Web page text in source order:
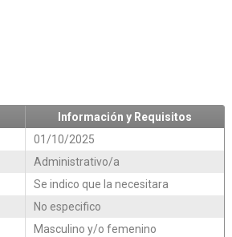
Información y Requisitos
01/10/2025
Administrativo/a
Se indico que la necesitara
No especifico
Masculino y/o femenino